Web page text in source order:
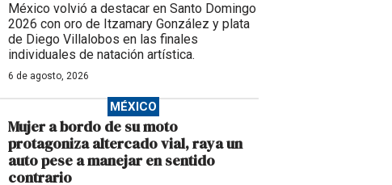
México volvió a destacar en Santo Domingo
2026 con oro de Itzamary González y plata
de Diego Villalobos en las finales
individuales de natación artística.
6 de agosto, 2026
MÉXICO
Mujer a bordo de su moto
protagoniza altercado vial, raya un
auto pese a manejar en sentido
contrario